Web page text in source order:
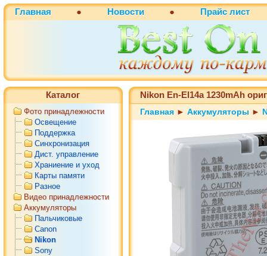
Главная ● Новости ● Прайс лист
Каталог
Фото принадлежности
Освещение
Поддержка
Синхронизация
Дист. управление
Храниение и уход
Карты памяти
Разное
Видео принадлежности
Аккумуляторы
Пальчиковые
Canon
Nikon
Sony
Nikon En-El14a 1230mAh
Главная ► Аккумуляторы ►